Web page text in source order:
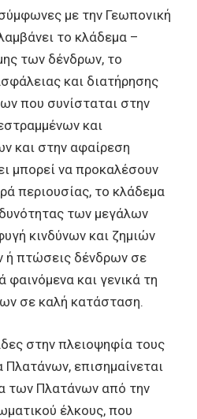
με την Γεωπονική
το κλάδεμα –
των δένδρων, το
και διατήρησης
που συνίσταται στην
και
και στην αφαίρεση
μπορεί να προκαλέσουν
περιουσίας, το κλάδεμα
των μεγάλων
κινδύνων και ζημιών
ή πτώσεις δένδρων σε
φαινόμενα και γενικά τη
σε καλή κατάσταση.
στην πλειοψηφία τους
επισημαίνεται
των Πλατάνων από την
έλκους, που